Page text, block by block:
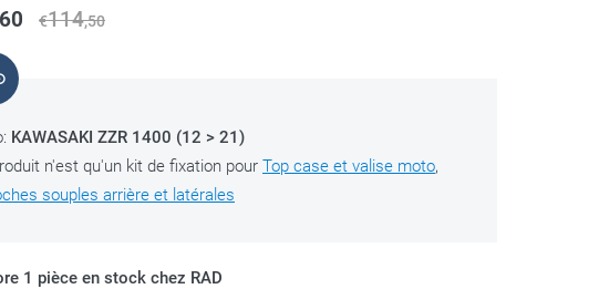
€114,50
KAWASAKI ZZR 1400 (12 > 21)
n'est qu'un kit de fixation pour Top case et valise moto,
souples arrière et latérales
1 pièce en stock chez RAD